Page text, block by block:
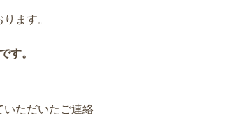
ます。
す。
いただいたご連絡